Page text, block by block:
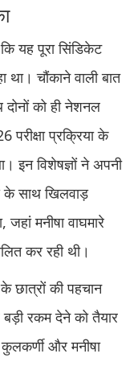
यह पूरा सिंडिकेट
था। चौंकाने वाली बात
दोनों को ही नेशनल
परीक्षा प्रक्रिया के
इन विशेषज्ञों ने अपनी
के साथ खिलवाड़
मनीषा वाघमारे
कर रही थी।
के छात्रों की पहचान
बड़ी रकम देने को तैयार
और मनीषा